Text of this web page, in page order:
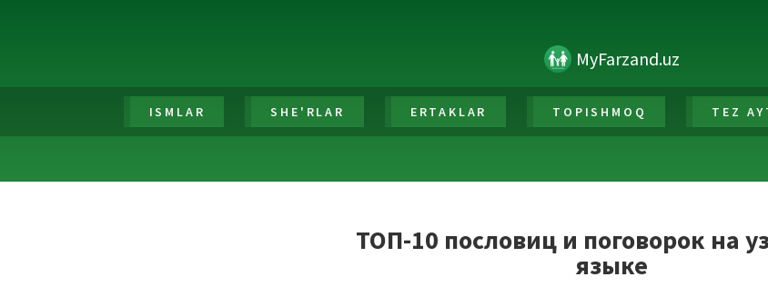
MyFarzand.uz
ISMLAR SHE'RLAR ERTAKLAR TOPISHMOQ TEZ
ТОП-10 пословиц и поговорок на
языке